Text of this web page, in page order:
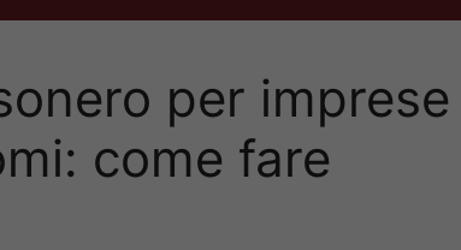
per imprese
come fare